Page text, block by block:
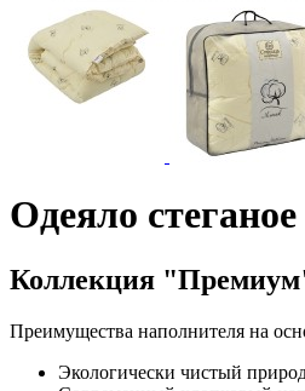
Одеяло
Коллекция
Преимущества наполнителя на
Экологически чистый